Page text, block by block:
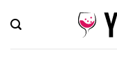
Inhalt
springen